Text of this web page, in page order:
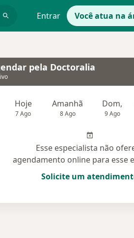
Entrar Você atua na
pela Doctoralia
Hoje
7 Ago
Amanhã
8 Ago
Dom,
9 Ago
Esse especialista não
agendamento online para esse
Solicite um